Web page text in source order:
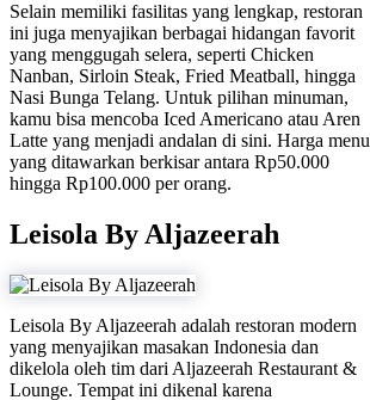
Selain memiliki fasilitas yang lengkap, restoran
ini juga menyajikan berbagai hidangan favorit
yang menggugah selera, seperti Chicken
Nanban, Sirloin Steak, Fried Meatball, hingga
Nasi Bunga Telang. Untuk pilihan minuman,
kamu bisa mencoba Iced Americano atau Aren
Latte yang menjadi andalan di sini. Harga menu
yang ditawarkan berkisar antara Rp50.000
hingga Rp100.000 per orang.
Leisola By Aljazeerah
Leisola By Aljazeerah adalah restoran modern
yang menyajikan masakan Indonesia dan
dikelola oleh tim dari Aljazeerah Restaurant &
Lounge. Tempat ini dikenal karena